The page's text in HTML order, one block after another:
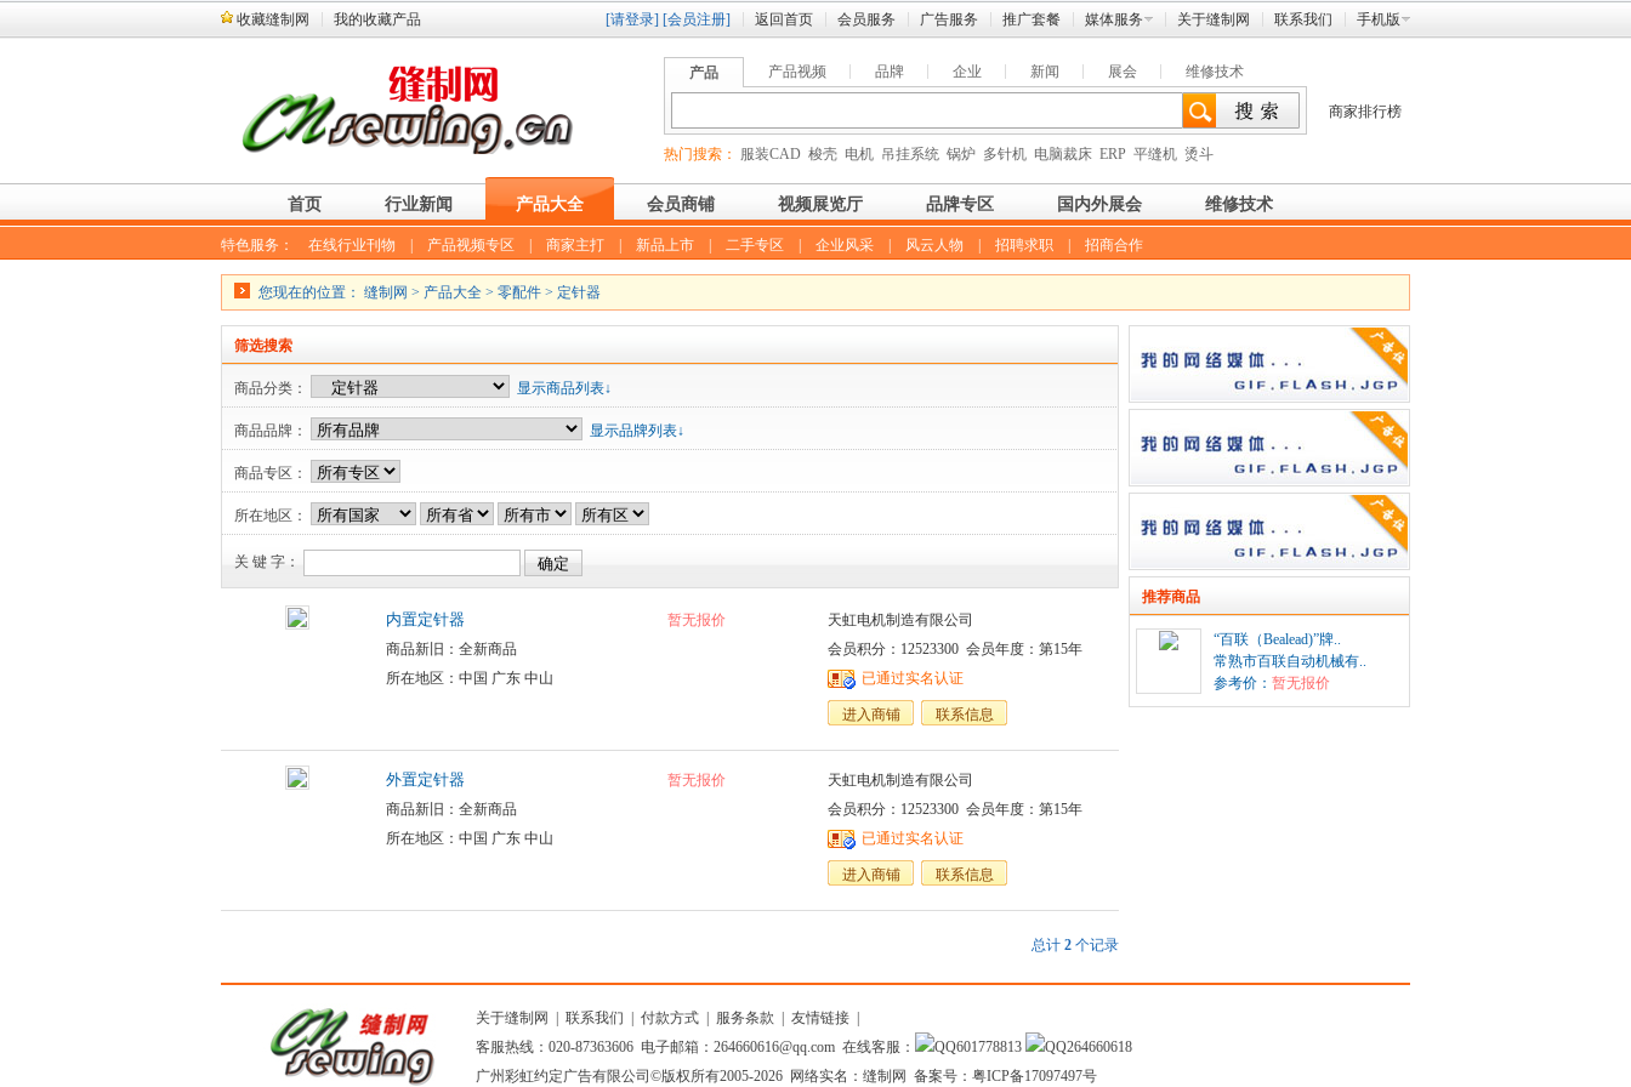
收藏缝制网 我的收藏产品 [请登录] [会员注册] 返回首页 会员服务 广告服务 推广套餐 媒体服务 关于缝制网 联系我们 手机版
产品 产品视频 品牌 企业 新闻 展会 维修技术
热门搜索： 服装CAD 梭壳 电机 吊挂系统 锅炉 多针机 电脑裁床 ERP 平缝机 烫斗
商家排行榜
首页 行业新闻 产品大全 会员商铺 视频展览厅 品牌专区 国内外展会 维修技术
特色服务： 在线行业刊物 产品视频专区 商家主打 新品上市 二手专区 企业风采 风云人物 招聘求职 招商合作
您现在的位置： 缝制网 > 产品大全 > 零配件 > 定针器
筛选搜索
商品分类： 显示商品列表↓
商品品牌： 显示品牌列表↓
商品专区：
所在地区：
关 键 字：
内置定针器
商品新旧：全新商品
所在地区：中国 广东 中山
暂无报价
天虹电机制造有限公司
会员积分：12523300 会员年度：第15年
已通过实名认证
进入商铺 联系信息
外置定针器
商品新旧：全新商品
所在地区：中国 广东 中山
暂无报价
天虹电机制造有限公司
会员积分：12523300 会员年度：第15年
已通过实名认证
进入商铺 联系信息
总计 2 个记录
推荐商品
“百联（Bealead)”牌..
常熟市百联自动机械有..
参考价： 暂无报价
关于缝制网 联系我们 付款方式 服务条款 友情链接
客服热线：020-87363606 电子邮箱：264660616@qq.com 在线客服：
601778813
264660618
广州彩虹约定广告有限公司 ©版权所有2005-2026 网络实名：缝制网 备案号： 粤ICP备17097497号